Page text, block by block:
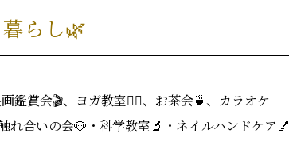
らし🌿
鑑賞会🎬、ヨガ教室🧘‍♀️、お茶会🍵、カラオケ
合いの会🐶・科学教室🔬・ネイルハンドケア💅